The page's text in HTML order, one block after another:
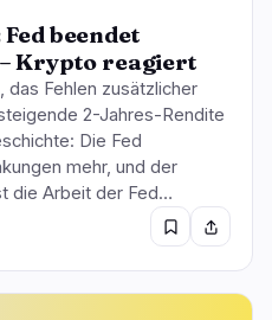
beendet
Krypto reagiert
das Fehlen zusätzlicher
2-Jahres-Rendite
Die Fed
mehr, und der
die Arbeit der Fed…